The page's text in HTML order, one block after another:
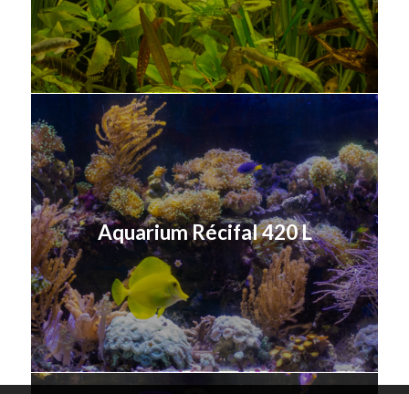
Aquarium Récifal 420 L